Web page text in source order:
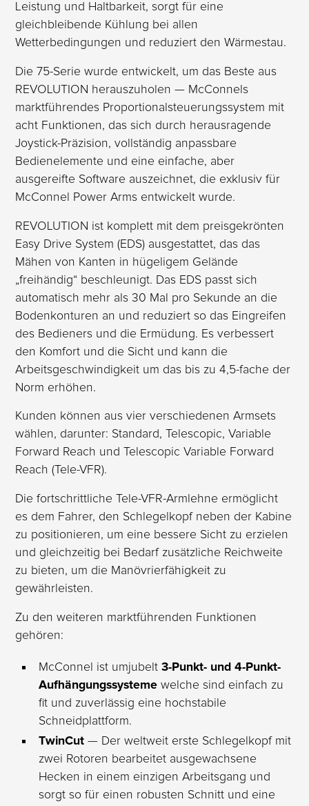
Leistung und Haltbarkeit, sorgt für eine
gleichbleibende Kühlung bei allen
Wetterbedingungen und reduziert den Wärmestau.
Die 75-Serie wurde entwickelt, um das Beste aus
REVOLUTION herauszuholen — McConnels
marktführendes Proportionalsteuerungssystem mit
acht Funktionen, das sich durch herausragende
Joystick-Präzision, vollständig anpassbare
Bedienelemente und eine einfache, aber
ausgereifte Software auszeichnet, die exklusiv für
McConnel Power Arms entwickelt wurde.
REVOLUTION ist komplett mit dem preisgekrönten
Easy Drive System (EDS) ausgestattet, das das
Mähen von Kanten in hügeligem Gelände
„freihändig“ beschleunigt. Das EDS passt sich
automatisch mehr als 30 Mal pro Sekunde an die
Bodenkonturen an und reduziert so das Eingreifen
des Bedieners und die Ermüdung. Es verbessert
den Komfort und die Sicht und kann die
Arbeitsgeschwindigkeit um das bis zu 4,5-fache der
Norm erhöhen.
Kunden können aus vier verschiedenen Armsets
wählen, darunter: Standard, Telescopic, Variable
Forward Reach und Telescopic Variable Forward
Reach (Tele-VFR).
Die fortschrittliche Tele-VFR-Armlehne ermöglicht
es dem Fahrer, den Schlegelkopf neben der Kabine
zu positionieren, um eine bessere Sicht zu erzielen
und gleichzeitig bei Bedarf zusätzliche Reichweite
zu bieten, um die Manövrierfähigkeit zu
gewährleisten.
Zu den weiteren marktführenden Funktionen
gehören:
McConnel ist umjubelt3-Punkt- und 4-Punkt-
Aufhängungssystemewelche sind einfach zu
fit und zuverlässig eine hochstabile
Schneidplattform.
TwinCut— Der weltweit erste Schlegelkopf mit
zwei Rotoren bearbeitet ausgewachsene
Hecken in einem einzigen Arbeitsgang und
sorgt so für einen robusten Schnitt und eine